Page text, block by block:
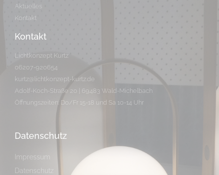
Aktuelles
Kontakt
Kontakt
Lichtkonzept Kurtz
06207-920654
kurtz@lichtkonzept-kurtz.de
Adolf-Koch-Straße 20 | 69483 Wald-Michelbach
Öffnungszeiten: Do/Fr 15-18 und Sa 10-14 Uhr
Datenschutz
Impressum
Datenschutz